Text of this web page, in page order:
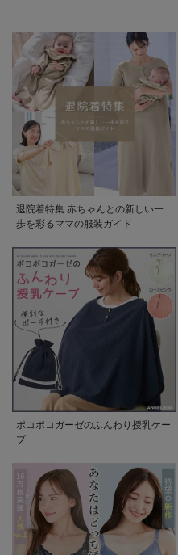
退院着特集 赤ちゃんとの新しい一
歩を彩るママの服装ガイド
ポコポコガーゼのふんわり授乳ケー
プ